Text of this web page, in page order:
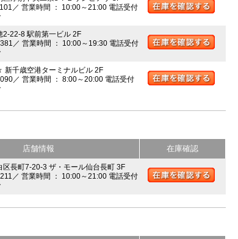
／ 営業時間 ： 10:00～21:00 電話受付
2-22-8 駅前第一ビル 2F
／ 営業時間 ： 10:00～19:30 電話受付
新千歳空港ターミナルビル 2F
／ 営業時間 ： 8:00～20:00 電話受付
店舗情報 在庫確認
区長町7-20-3 ザ・モール仙台長町 3F
／ 営業時間 ： 10:00～21:00 電話受付